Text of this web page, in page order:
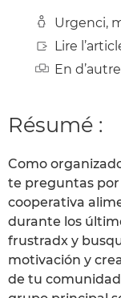
Urgenci,
Lire
En
Résumé :
Como
te preguntas
cooperativa
durante los
frustradx y
motivación y
de tu